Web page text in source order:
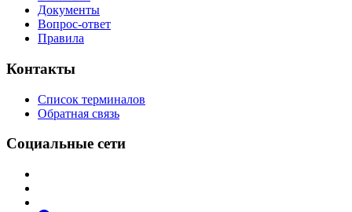
Документы
Вопрос-ответ
Правила
Контакты
Список терминалов
Обратная связь
Социальные сети